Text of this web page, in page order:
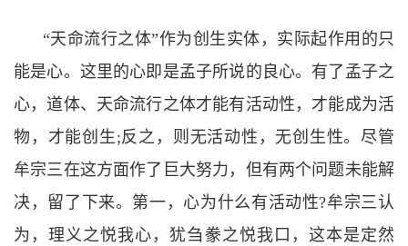
“天命流行之体”作为创生实体，实际起作用的只
能是心。这里的心即是孟子所说的良心。有了孟子之
心，道体、天命流行之体才能有活动性，才能成为活
物，才能创生;反之，则无活动性，无创生性。尽管
牟宗三在这方面作了巨大努力，但有两个问题未能解
决，留了下来。第一，心为什么有活动性?牟宗三认
为，理义之悦我心，犹刍豢之悦我口，这本是定然